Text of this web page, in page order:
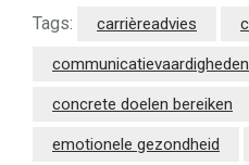
Tags: carrièreadvies
communicatievaardigheden
concrete doelen bereiken
emotionele gezondheid